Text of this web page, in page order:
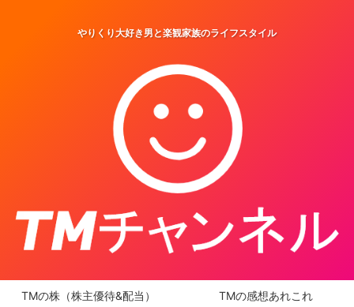
やりくり大好き男と楽観家族のライフスタイル
TMの株（株主優待&配当） TMの感想あれこれ